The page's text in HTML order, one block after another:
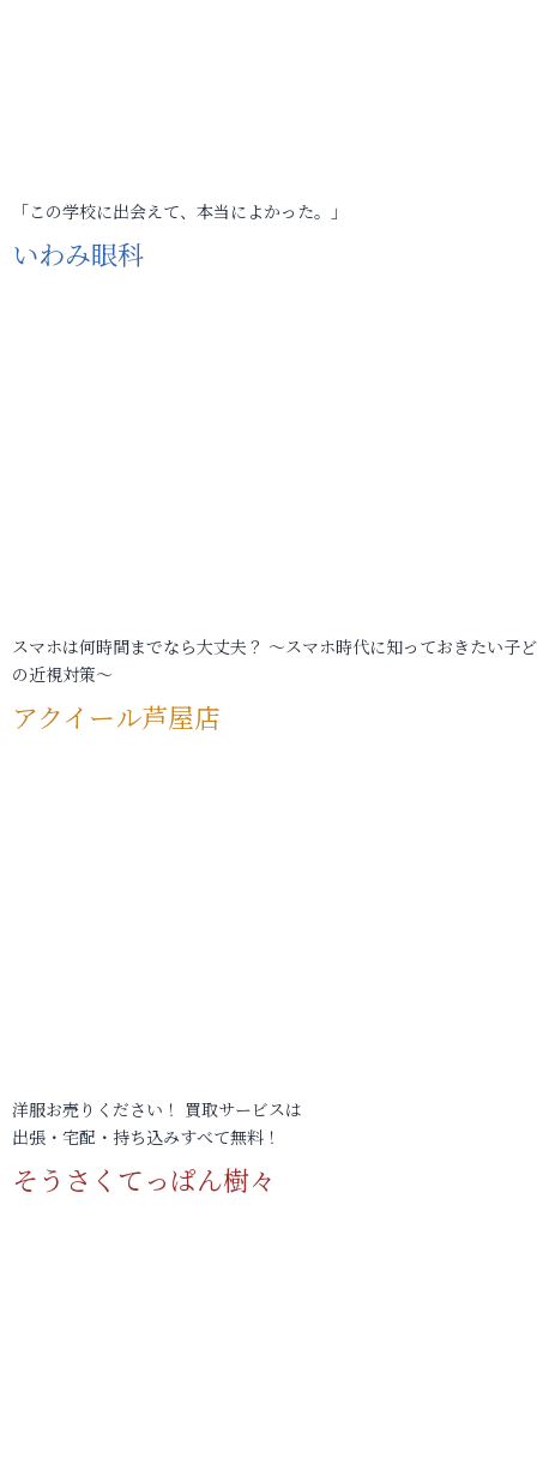
「この学校に出会えて、本当によかった。」
いわみ眼科
スマホは何時間までなら大丈夫？ ～スマホ時代に知っておきたい子
の近視対策～
アクイール芦屋店
洋服お売りください！ 買取サービスは
出張・宅配・持ち込みすべて無料！
そうさくてっぱん樹々